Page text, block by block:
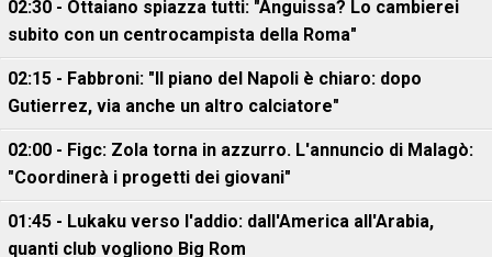
02:30 - Ottaiano spiazza tutti: "Anguissa? Lo cambierei
subito con un centrocampista della Roma"
02:15 - Fabbroni: "Il piano del Napoli è chiaro: dopo
Gutierrez, via anche un altro calciatore"
02:00 - Figc: Zola torna in azzurro. L'annuncio di Malagò:
"Coordinerà i progetti dei giovani"
01:45 - Lukaku verso l'addio: dall'America all'Arabia,
quanti club vogliono Big Rom